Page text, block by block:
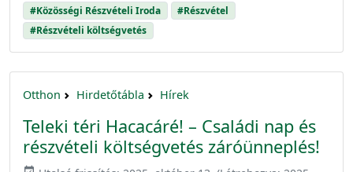
#Közösségi Részvételi Iroda
#Részvétel
#Részvételi költségvetés
Otthon Hirdetőtábla Hírek
Teleki téri Hacacáré! – Családi nap és
részvételi költségvetés záróünneplés!